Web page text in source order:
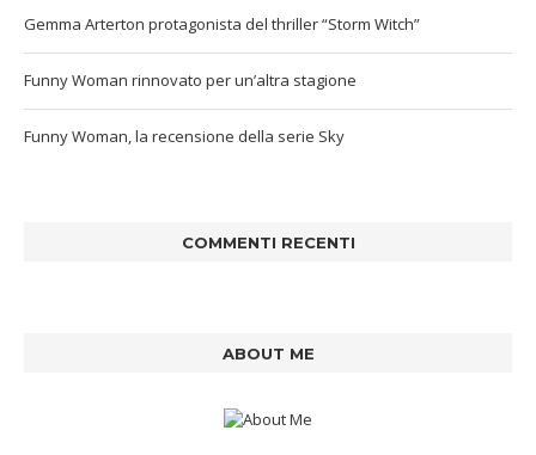
Gemma Arterton protagonista del thriller “Storm Witch”
Funny Woman rinnovato per un’altra stagione
Funny Woman, la recensione della serie Sky
COMMENTI RECENTI
ABOUT ME